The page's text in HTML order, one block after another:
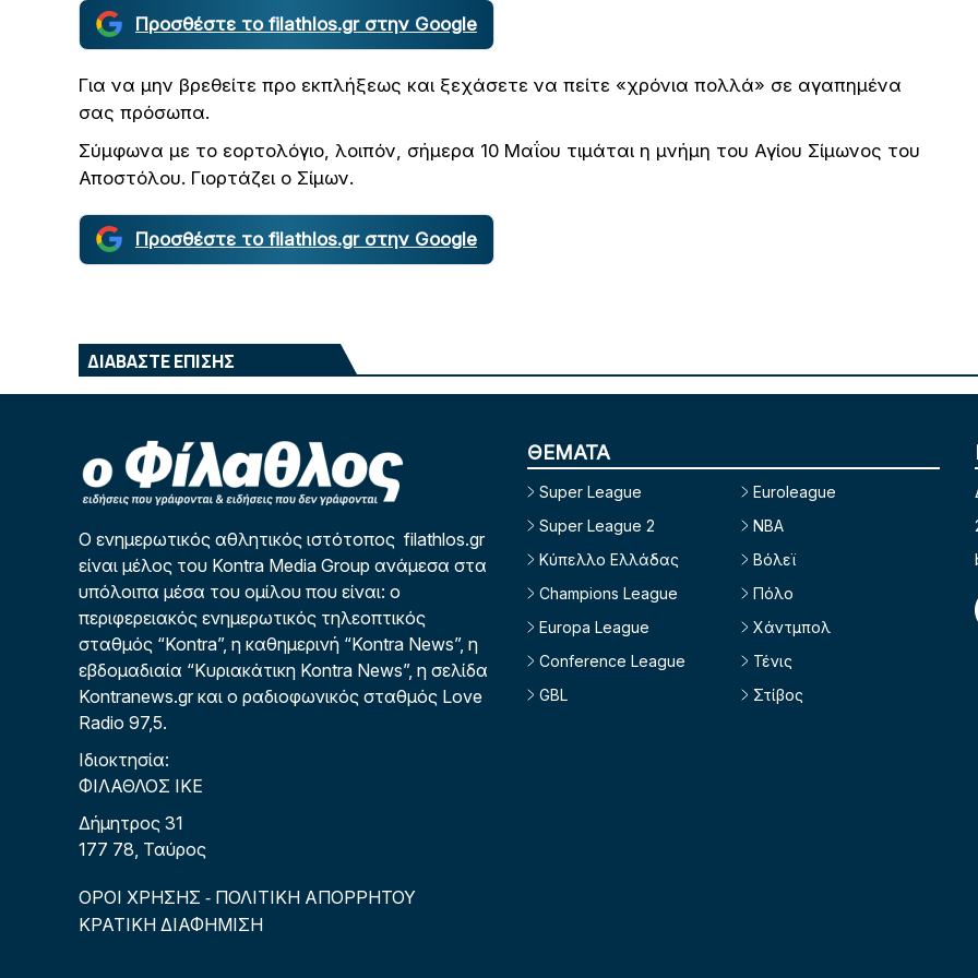
Προσθέστε το filathlos.gr στην Google
Για να μην βρεθείτε προ εκπλήξεως και ξεχάσετε να πείτε «χρόνια πολλά» σε αγαπημένα
σας πρόσωπα.
Σύμφωνα με το εορτολόγιο, λοιπόν, σήμερα 10 Μαΐου τιμάται η μνήμη του Αγίου Σίμωνος του
Αποστόλου. Γιορτάζει ο Σίμων.
Προσθέστε το filathlos.gr στην Google
ΔΙΑΒΑΣΤΕ ΕΠΙΣΗΣ
Ο ενημερωτικός αθλητικός ιστότοπος filathlos.gr
είναι μέλος του Kontra Media Group ανάμεσα στα
υπόλοιπα μέσα του ομίλου που είναι: ο
περιφερειακός ενημερωτικός τηλεοπτικός
σταθμός “Kontra”, η καθημερινή “Kontra News”, η
εβδομαδιαία “Κυριακάτικη Kontra News”, η σελίδα
Kontranews.gr και ο ραδιοφωνικός σταθμός Love
Radio 97,5.
Ιδιοκτησία:
ΦΙΛΑΘΛΟΣ ΙΚΕ
Δήμητρος 31
177 78, Ταύρος
ΟΡΟΙ ΧΡΗΣΗΣ - ΠΟΛΙΤΙΚΗ ΑΠΟΡΡΗΤΟΥ
ΚΡΑΤΙΚΗ ΔΙΑΦΗΜΙΣΗ
ΘΕΜΑΤΑ
Super League
Super League 2
Κύπελλο Ελλάδας
Champions League
Europa League
Conference League
GBL
Euroleague
NBA
Βόλεϊ
Πόλο
Χάντμπολ
Τένις
Στίβος